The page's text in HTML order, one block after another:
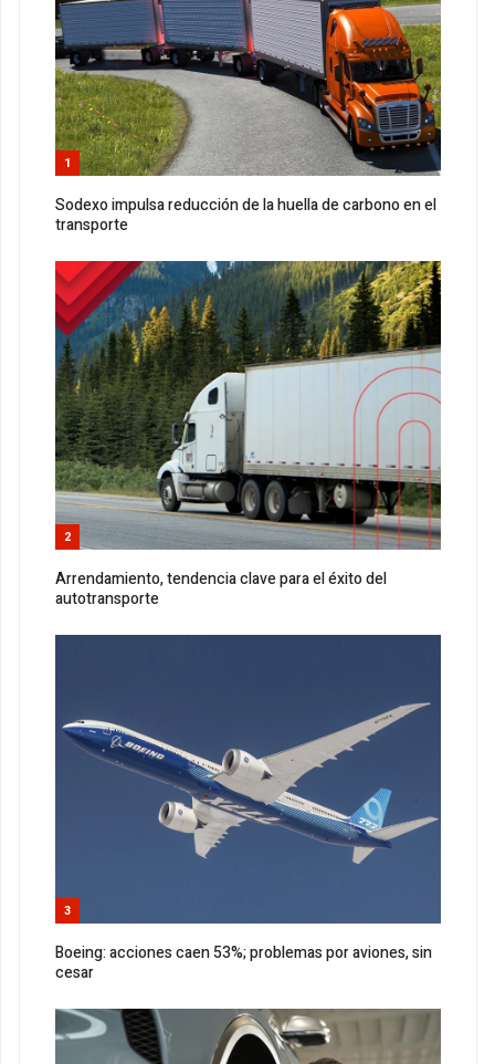
1
Sodexo impulsa reducción de la huella de carbono en el
transporte
2
Arrendamiento, tendencia clave para el éxito del
autotransporte
3
Boeing: acciones caen 53%; problemas por aviones, sin
cesar